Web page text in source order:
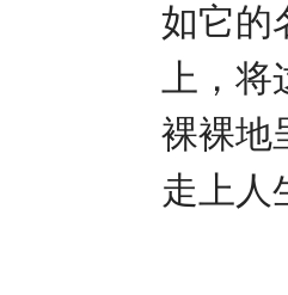
如它的
上，将
裸裸地
走上人